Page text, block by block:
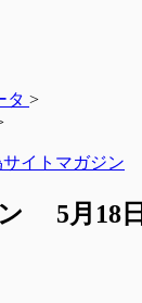
タ >
サイトマガジン
5月18日